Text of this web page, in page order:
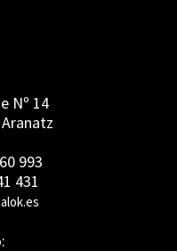
Nº 14
993
431